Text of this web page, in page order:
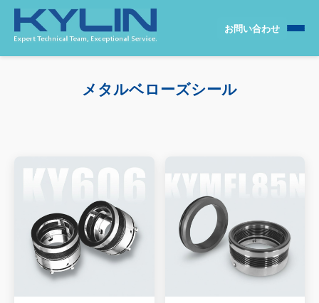
お問い合わせ
メタルベローズシール